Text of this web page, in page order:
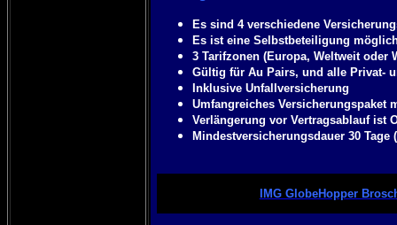
Es sind 4 verschiedene
Es ist eine Selbstbeteiligung
3 Tarifzonen (Europa, Weltweit oder
Gültig für Au Pairs, und alle Privat-
Inklusive Unfallversicherung
Umfangreiches Versicherungspaket
Verlängerung vor Vertragsablauf ist
Mindestversicherungsdauer 30 Tage
IMG GlobeHopper